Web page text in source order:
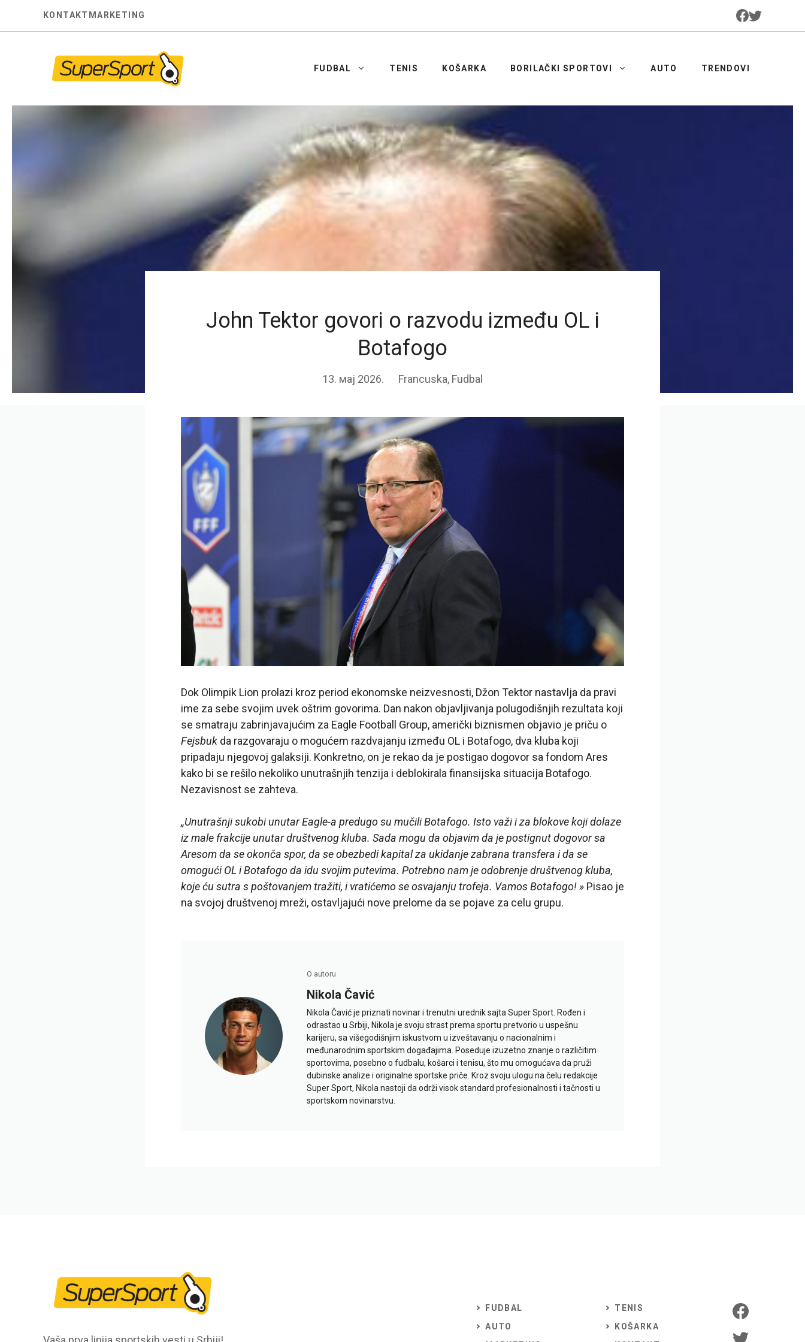
KONTAKT MARKETING
FUDBAL TENIS KOŠARKA BORILAČKI SPORTOVI AUTO TRENDOVI
John Tektor govori o razvodu između OL i
Botafogo
13. мај 2026. Francuska, Fudbal
Dok Olimpik Lion prolazi kroz period ekonomske neizvesnosti, Džon Tektor nastavlja da pravi
ime za sebe svojim uvek oštrim govorima. Dan nakon objavljivanja polugodišnjih rezultata koji
se smatraju zabrinjavajućim za Eagle Football Group, američki biznismen objavio je priču o
Fejsbuk da razgovaraju o mogućem razdvajanju između OL i Botafogo, dva kluba koji
pripadaju njegovoj galaksiji. Konkretno, on je rekao da je postigao dogovor sa fondom Ares
kako bi se rešilo nekoliko unutrašnjih tenzija i deblokirala finansijska situacija Botafogo.
Nezavisnost se zahteva.
„Unutrašnji sukobi unutar Eagle-a predugo su mučili Botafogo. Isto važi i za blokove koji dolaze
iz male frakcije unutar društvenog kluba. Sada mogu da objavim da je postignut dogovor sa
Aresom da se okonča spor, da se obezbedi kapital za ukidanje zabrana transfera i da se
omogući OL i Botafogo da idu svojim putevima. Potrebno nam je odobrenje društvenog kluba,
koje ću sutra s poštovanjem tražiti, i vratićemo se osvajanju trofeja. Vamos Botafogo! » Pisao je
na svojoj društvenoj mreži, ostavljajući nove prelome da se pojave za celu grupu.
O autoru
Nikola Čavić
Nikola Čavić je priznati novinar i trenutni urednik sajta Super Sport. Rođen i
odrastao u Srbiji, Nikola je svoju strast prema sportu pretvorio u uspešnu
karijeru, sa višegodišnjim iskustvom u izveštavanju o nacionalnim i
međunarodnim sportskim događajima. Poseduje izuzetno znanje o različitim
sportovima, posebno o fudbalu, košarci i tenisu, što mu omogućava da pruži
dubinske analize i originalne sportske priče. Kroz svoju ulogu na čelu redakcije
Super Sport, Nikola nastoji da održi visok standard profesionalnosti i tačnosti u
sportskom novinarstvu.
FUDBAL
AUTO
TENIS
KOŠARKA